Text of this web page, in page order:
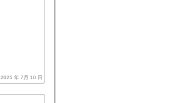
2025 年 7月 10 日